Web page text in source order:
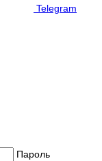
Telegram
Пароль